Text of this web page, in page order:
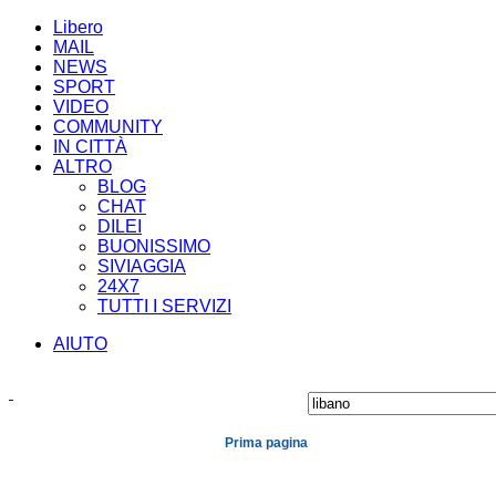
Libero
MAIL
NEWS
SPORT
VIDEO
COMMUNITY
IN CITTÀ
ALTRO
BLOG
CHAT
DILEI
BUONISSIMO
SIVIAGGIA
24X7
TUTTI I SERVIZI
AIUTO
Prima pagina